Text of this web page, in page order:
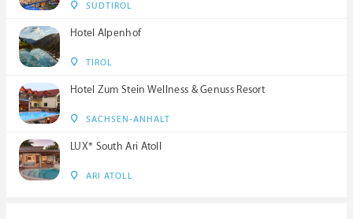
SÜDTIROL
Hotel Alpenhof
TIROL
Hotel Zum Stein Wellness & Genuss Resort
SACHSEN-ANHALT
LUX* South Ari Atoll
ARI ATOLL